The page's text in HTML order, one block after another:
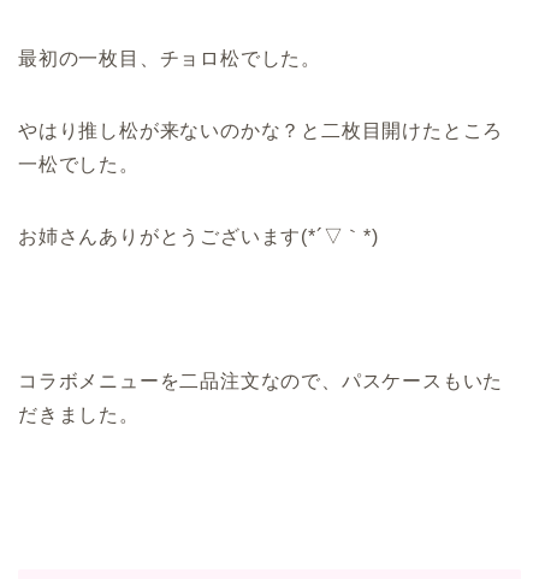
最初の一枚目、チョロ松でした。
やはり推し松が来ないのかな？と二枚目開けたところ
一松でした。
お姉さんありがとうございます(*´▽｀*)
コラボメニューを二品注文なので、パスケースもいた
だきました。